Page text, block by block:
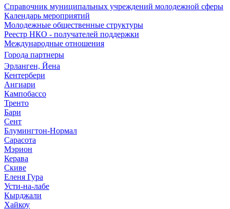
Справочник муниципальных учреждений молодежной сферы
Календарь мероприятий
Молодежные общественные структуры
Реестр НКО - получателей поддержки
Международные отношения
Города партнеры
Эрланген, Йена
Кентербери
Ангиари
Кампобассо
Тренто
Бари
Сент
Блумингтон-Нормал
Сарасота
Мэрион
Керава
Скиве
Еленя Гура
Усти-на-лабе
Кырджали
Хайкоу